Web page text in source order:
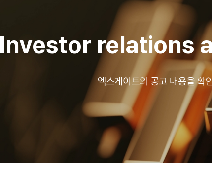
Investor relations
엑스게이트의 공고 내용을 확